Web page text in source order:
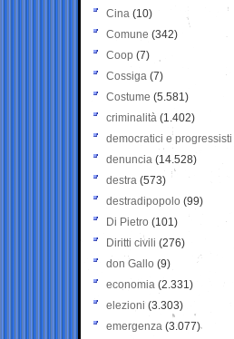
Cina (10)
Comune (342)
Coop (7)
Cossiga (7)
Costume (5.581)
criminalità (1.402)
democratici e progressisti
denuncia (14.528)
destra (573)
destradipopolo (99)
Di Pietro (101)
Diritti civili (276)
don Gallo (9)
economia (2.331)
elezioni (3.303)
emergenza (3.077)